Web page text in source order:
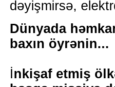
dəyişmirsə,
Dünyada
baxın öyrənin...
İnkişaf etmiş